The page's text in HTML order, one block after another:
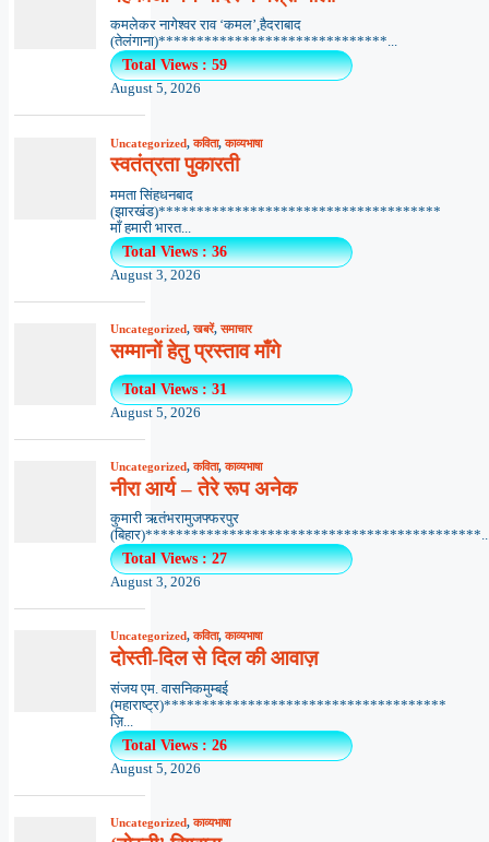
कमलेकर नागेश्वर राव ‘कमल’,हैदराबाद
(तेलंगाना)******************************...
Total Views : 59
August 5, 2026
Uncategorized,कविता,काव्यभाषा
स्वतंत्रता पुकारती
ममता सिंहधनबाद
(झारखंड)*************************************
माँ हमारी भारत...
Total Views : 36
August 3, 2026
Uncategorized,खबरें,समाचार
सम्मानों हेतु प्रस्ताव माँगे
Total Views : 31
August 5, 2026
Uncategorized,कविता,काव्यभाषा
नीरा आर्य – तेरे रूप अनेक
कुमारी ऋतंभरामुजफ्फरपुर
Total Views : 27
August 3, 2026
Uncategorized,कविता,काव्यभाषा
दोस्ती-दिल से दिल की आवाज़
संजय एम. वासनिकमुम्बई
(महाराष्ट्र)*************************************
ज़ि...
Total Views : 26
August 5, 2026
Uncategorized,काव्यभाषा